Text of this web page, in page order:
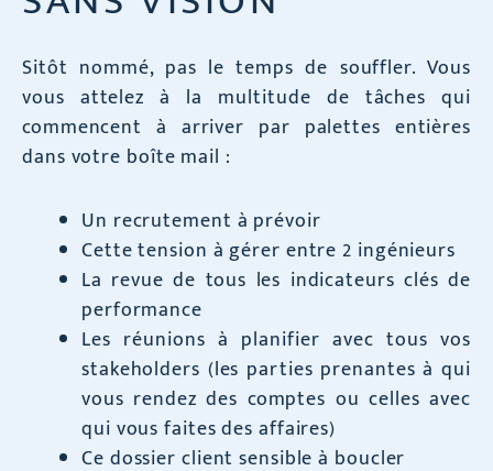
Sitôt nommé, pas le temps de souffler. Vous
vous attelez à la multitude de tâches qui
commencent à arriver par palettes entières
dans votre boîte mail :
Un recrutement à prévoir
Cette tension à gérer entre 2 ingénieurs
La revue de tous les indicateurs clés de
performance
Les réunions à planifier avec tous vos
stakeholders (les parties prenantes à qui
vous rendez des comptes ou celles avec
qui vous faites des affaires)
Ce dossier client sensible à boucler